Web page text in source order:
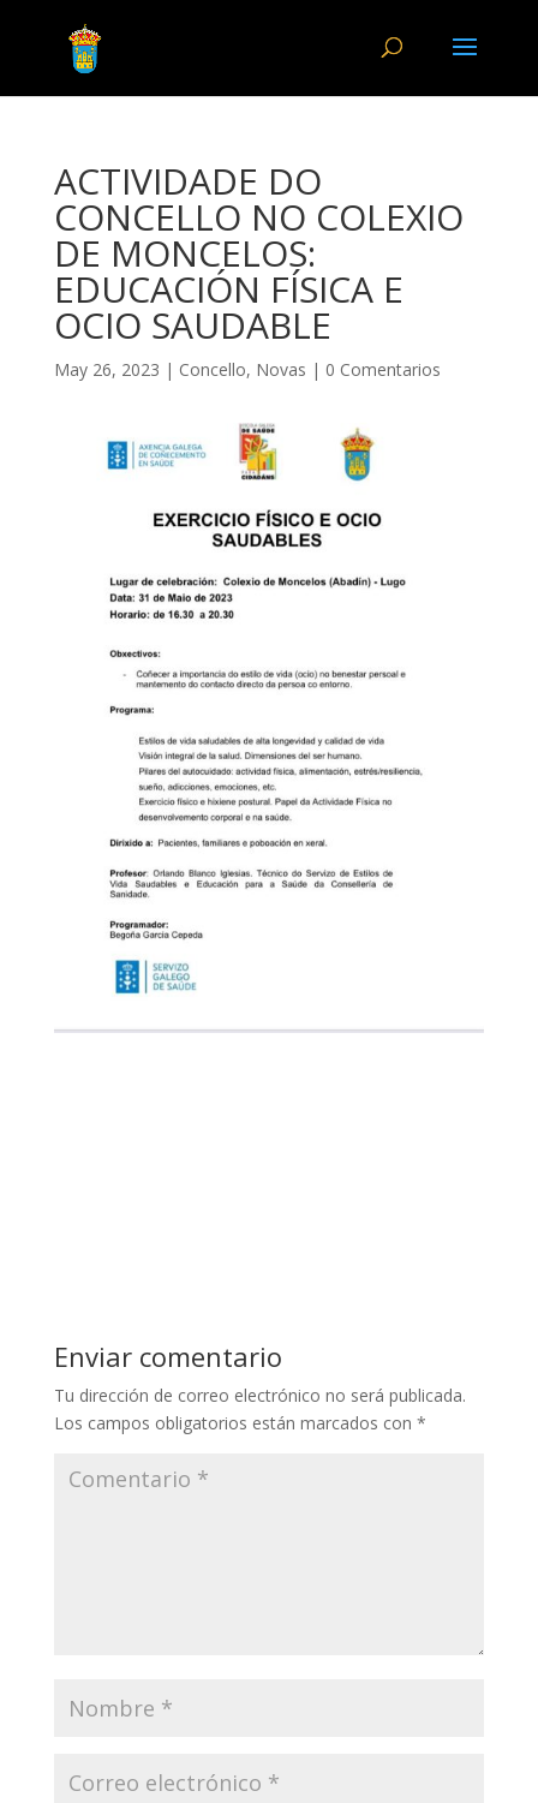
ACTIVIDADE DO
CONCELLO NO COLEXIO
DE MONCELOS:
EDUCACIÓN FÍSICA E
OCIO SAUDABLE
May 26, 2023 | Concello, Novas | 0 Comentarios
Enviar comentario
Tu dirección de correo electrónico no será publicada.
Los campos obligatorios están marcados con *